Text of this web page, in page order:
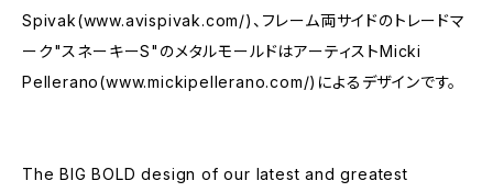
Spivak(www.avispivak.com/)、フレーム両サイドのトレードマ
ーク"スネーキーS"のメタルモールドはアーティストMicki
Pellerano(www.mickipellerano.com/)によるデザインです。
The BIG BOLD design of our latest and greatest